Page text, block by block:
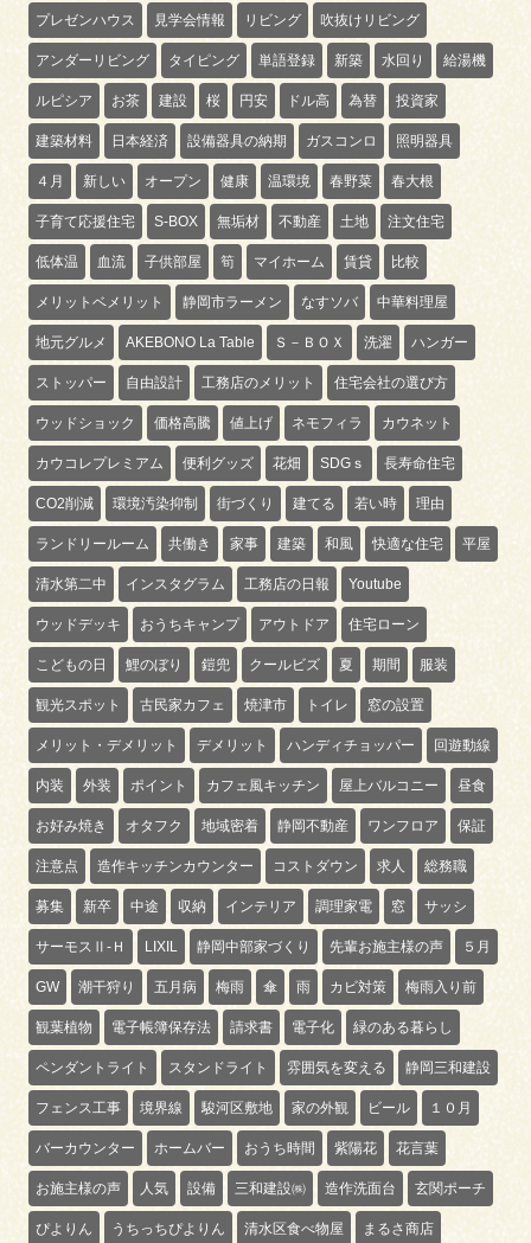
プレゼンハウス 見学会情報 リビング 吹抜けリビング
アンダーリビング タイピング 単語登録 新築 水回り 給湯機
ルピシア お茶 建設 桜 円安 ドル高 為替 投資家
建築材料 日本経済 設備器具の納期 ガスコンロ 照明器具
４月 新しい オープン 健康 温環境 春野菜 春大根
子育て応援住宅 S-BOX 無垢材 不動産 土地 注文住宅
低体温 血流 子供部屋 筍 マイホーム 賃貸 比較
メリットベメリット 静岡市ラーメン なすソバ 中華料理屋
地元グルメ AKEBONO La Table Ｓ－ＢＯＸ 洗濯 ハンガー
ストッパー 自由設計 工務店のメリット 住宅会社の選び方
ウッドショック 価格高騰 値上げ ネモフィラ カウネット
カウコレプレミアム 便利グッズ 花畑 SDGｓ 長寿命住宅
CO2削減 環境汚染抑制 街づくり 建てる 若い時 理由
ランドリールーム 共働き 家事 建築 和風 快適な住宅 平屋
清水第二中 インスタグラム 工務店の日報 Youtube
ウッドデッキ おうちキャンプ アウトドア 住宅ローン
こどもの日 鯉のぼり 鎧兜 クールビズ 夏 期間 服装
観光スポット 古民家カフェ 焼津市 トイレ 窓の設置
メリット・デメリット デメリット ハンディチョッパー 回遊動線
内装 外装 ポイント カフェ風キッチン 屋上バルコニー 昼食
お好み焼き オタフク 地域密着 静岡不動産 ワンフロア 保証
注意点 造作キッチンカウンター コストダウン 求人 総務職
募集 新卒 中途 収納 インテリア 調理家電 窓 サッシ
サーモスⅡ-Ｈ LIXIL 静岡中部家づくり 先輩お施主様の声 ５月
GW 潮干狩り 五月病 梅雨 傘 雨 カビ対策 梅雨入り前
観葉植物 電子帳簿保存法 請求書 電子化 緑のある暮らし
ペンダントライト スタンドライト 雰囲気を変える 静岡三和建設
フェンス工事 境界線 駿河区敷地 家の外観 ビール １０月
バーカウンター ホームバー おうち時間 紫陽花 花言葉
お施主様の声 人気 設備 三和建設㈱ 造作洗面台 玄関ポーチ
ぴよりん うちっちぴよりん 清水区食べ物屋 まるさ商店